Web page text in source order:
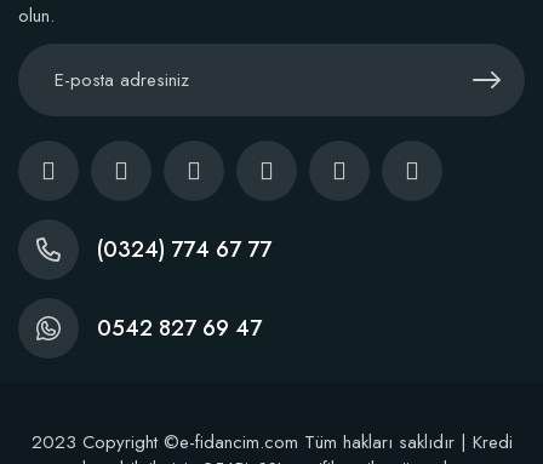
BestSol Sıvı Solucan Gübresi 1 Litre
146,77 TL
olun.
(0324) 774 67 77
0542 827 69 47
2023 Copyright ©e-fidancim.com Tüm hakları saklıdır | Kredi